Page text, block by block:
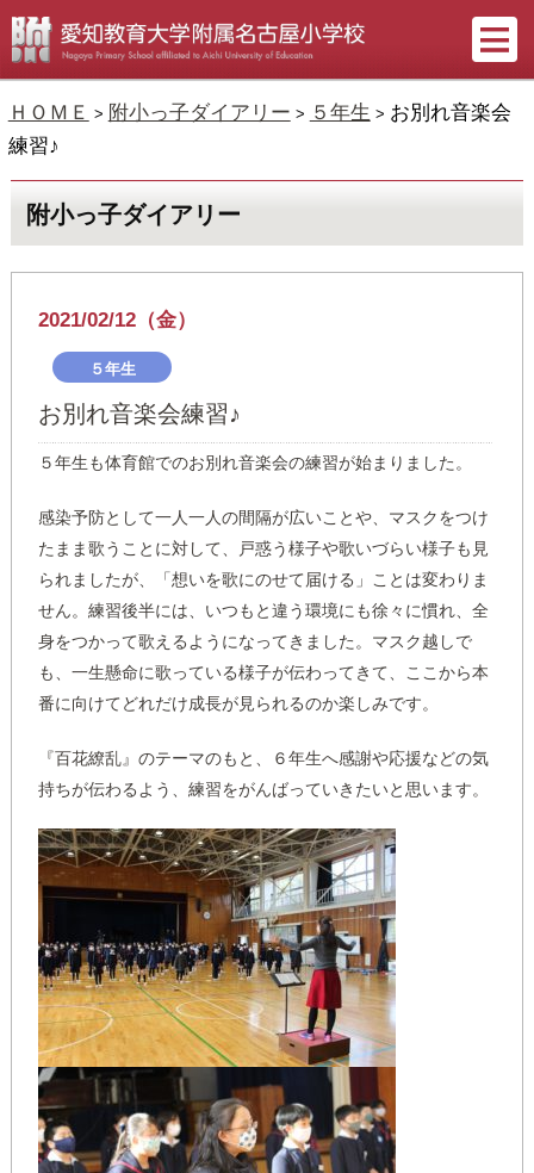
ＨＯＭＥ > 附小っ子ダイアリー > ５年生 > お別れ音楽会
練習♪
附小っ子ダイアリー
2021/02/12（金）
５年生
お別れ音楽会練習♪
５年生も体育館でのお別れ音楽会の練習が始まりました。
感染予防として一人一人の間隔が広いことや、マスクをつけ
たまま歌うことに対して、戸惑う様子や歌いづらい様子も見
られましたが、「想いを歌にのせて届ける」ことは変わりま
せん。練習後半には、いつもと違う環境にも徐々に慣れ、全
身をつかって歌えるようになってきました。マスク越しで
も、一生懸命に歌っている様子が伝わってきて、ここから本
番に向けてどれだけ成長が見られるのか楽しみです。
『百花繚乱』のテーマのもと、６年生へ感謝や応援などの気
持ちが伝わるよう、練習をがんばっていきたいと思います。